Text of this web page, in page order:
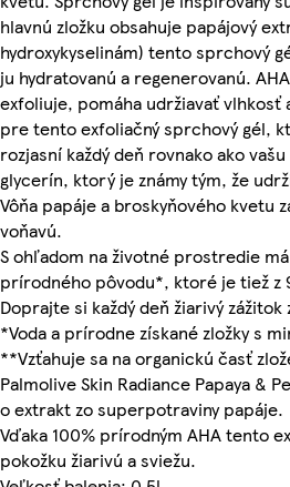
hlavnú zložku obsahuje papájový
hydroxykyselinám) tento sprchový
ju hydratovanú a regenerovanú.
exfoliuje, pomáha udržiavať vlhkosť
pre tento exfoliačný sprchový gél,
rozjasní každý deň rovnako ako
glycerín, ktorý je známy tým, že
Vôňa papáje a broskyňového kvetu
voňavú.
S ohľadom na životné prostredie
prírodného pôvodu*, ktoré je tiež
Doprajte si každý deň žiarivý
*Voda a prírodne získané zložky s
**Vzťahuje sa na organickú časť
Palmolive Skin Radiance Papaya &
o extrakt zo superpotraviny papáje.
Vďaka 100% prírodným AHA tento
pokožku žiarivú a sviežu.